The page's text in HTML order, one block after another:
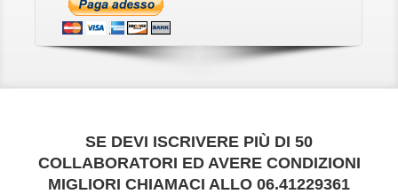
SE DEVI ISCRIVERE PIÙ DI 50
COLLABORATORI ED AVERE CONDIZIONI
MIGLIORI CHIAMACI ALLO 06.41229361